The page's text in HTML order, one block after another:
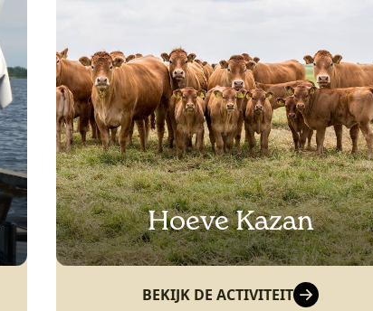
Hoeve Kazan
BEKIJK DE ACTIVITEIT